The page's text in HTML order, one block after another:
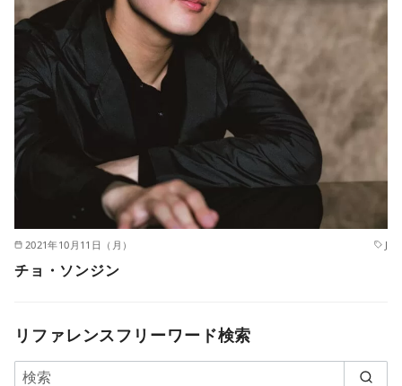
2021年10月11日（月） J
チョ・ソンジン
リファレンスフリーワード検索